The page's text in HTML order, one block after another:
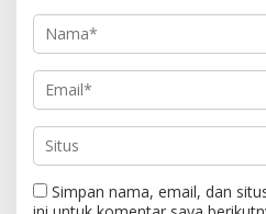
Simpan nama, email, dan